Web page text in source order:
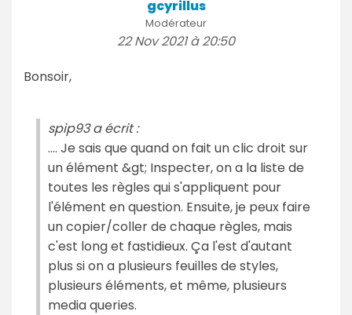
gcyrillus
Modérateur
22 Nov 2021 à 20:50
Bonsoir,
spip93 a écrit :
.... Je sais que quand on fait un clic droit sur
un élément &gt; Inspecter, on a la liste de
toutes les règles qui s'appliquent pour
l'élément en question. Ensuite, je peux faire
un copier/coller de chaque règles, mais
c'est long et fastidieux. Ça l'est d'autant
plus si on a plusieurs feuilles de styles,
plusieurs éléments, et même, plusieurs
media queries.